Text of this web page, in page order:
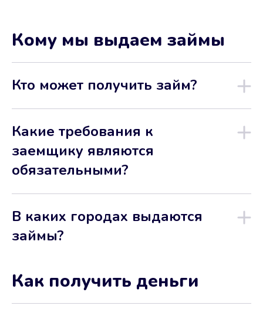
Кому мы выдаем займы
Кто может получить займ?
Какие требования к
заемщику являются
обязательными?
В каких городах выдаются
займы?
Как получить деньги